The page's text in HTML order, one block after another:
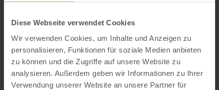
Diese Webseite verwendet Cookies
Wir verwenden Cookies, um Inhalte und Anzeigen zu
personalisieren, Funktionen für soziale Medien anbieten
zu können und die Zugriffe auf unsere Website zu
analysieren. Außerdem geben wir Informationen zu Ihrer
Verwendung unserer Website an unsere Partner für